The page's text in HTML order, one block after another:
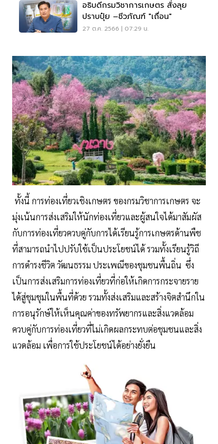
อธิบดีกรมวิชาการเกษตร สั่งลุย
ปราบปุ๋ย –ชีวภัณฑ์ "เถื่อน"
27 ต.ค. 2566 | 07:29 น.
ทั้งนี้ การท่องเที่ยวเชิงเกษตร ของกรมวิชาการเกษตร จะ
มุ่งเน้นการส่งเสริมให้นักท่องเที่ยวและผู้สนใจได้มาสัมผัส
กับการท่องเที่ยวควบคู่กับการได้เรียนรู้การเกษตรด้านพืช
ที่สามารถนำไปปรับใช้เป็นประโยชน์ได้ รวมทั้งเรียนรู้วิถี
การดำรงชีวิต วัฒนธรรม ประเพณีของชุมชนพื้นถิ่น ซึ่ง
เป็นการส่งเสริมการท่องเที่ยวที่ก่อให้เกิดการกระจายราย
ได้สู่ชุมชุมในพื้นที่ด้วย รวมทั้งส่งเสริมและสร้างจิตสำนึกใน
การอนุรักษ์ให้เห็นคุณค่าของทรัพยากรและสิ่งแวดล้อม
ควบคู่กับการท่องเที่ยวที่ไม่เกิดผลกระทบต่อชุมชนและสิ่ง
แวดล้อม เพื่อการใช้ประโยชน์ได้อย่างยั่งยืน